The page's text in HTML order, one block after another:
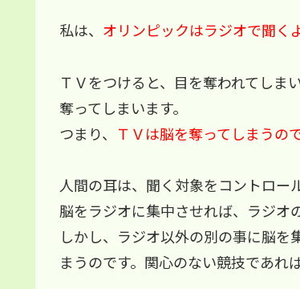
私は、 オリンピックはラジオで聞
ＴＶをつけると、目を奪われてしま
奪ってしまいます。
つまり、
ＴＶは脳を奪ってしまうので
人間の耳は、聞く対象をコントロー
脳をラジオに集中させれば、ラジオ
しかし、ラジオ以外の別の事に脳
まうのです。関心のない競技であれ